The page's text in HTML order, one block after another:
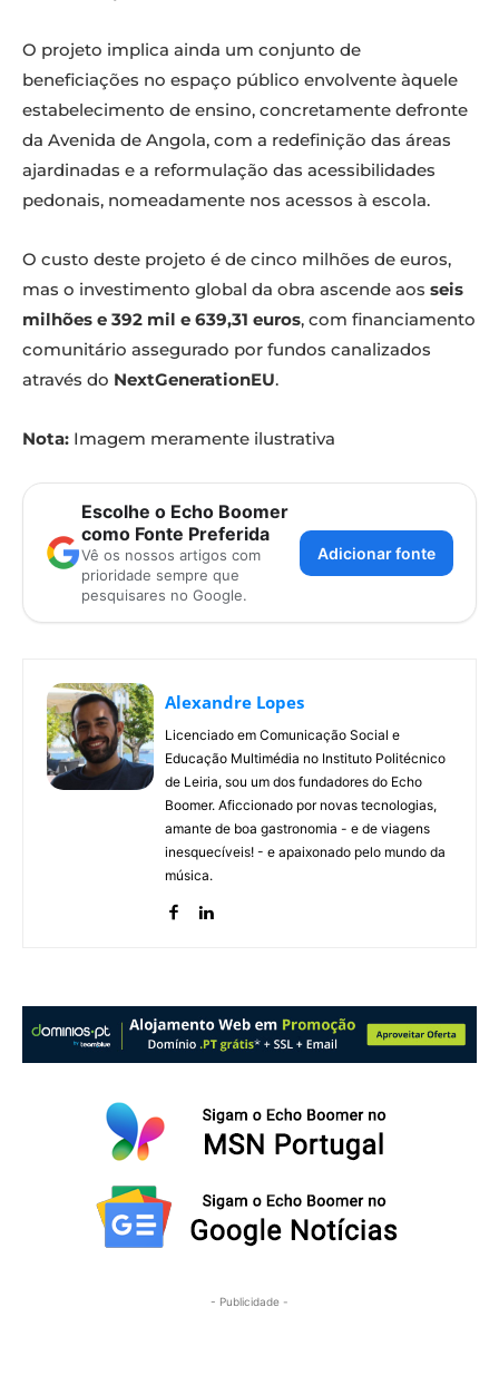
O projeto implica ainda um conjunto de
beneficiações no espaço público envolvente àquele
estabelecimento de ensino, concretamente defronte
da Avenida de Angola, com a redefinição das áreas
ajardinadas e a reformulação das acessibilidades
pedonais, nomeadamente nos acessos à escola.
O custo deste projeto é de cinco milhões de euros,
mas o investimento global da obra ascende aos seis
milhões e 392 mil e 639,31 euros, com financiamento
comunitário assegurado por fundos canalizados
através do NextGenerationEU.
Nota: Imagem meramente ilustrativa
Escolhe o Echo Boomer
como Fonte Preferida
Vê os nossos artigos com
prioridade sempre que
pesquisares no Google.
Adicionar fonte
Alexandre Lopes
Licenciado em Comunicação Social e
Educação Multimédia no Instituto Politécnico
de Leiria, sou um dos fundadores do Echo
Boomer. Aficcionado por novas tecnologias,
amante de boa gastronomia - e de viagens
inesquecíveis! - e apaixonado pelo mundo da
música.
- Publicidade -